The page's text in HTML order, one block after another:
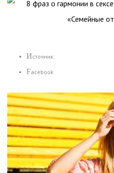
Источник:
Facebook